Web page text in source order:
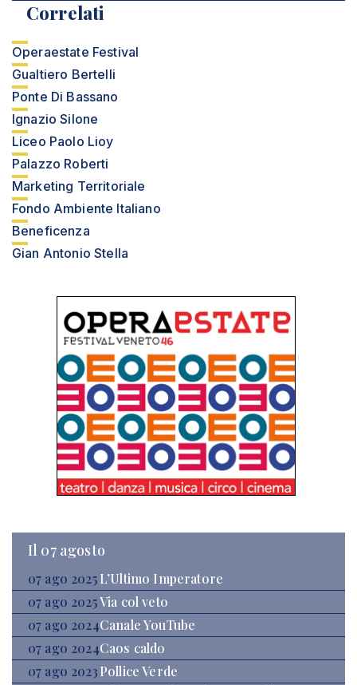
Correlati
Operaestate Festival
Gualtiero Bertelli
Ponte Di Bassano
Ignazio Silone
Liceo Paolo Lioy
Palazzo Roberti
Marketing Territoriale
Fondo Ambiente Italiano
Beneficenza
Gian Antonio Stella
Il 07 agosto
07 ago 2025 L’Ultimo Imperatore
07 ago 2025Via col veto
07 ago 2024Canale YouTube
07 ago 2024Caos caldo
07 ago 2023Pollice Verde